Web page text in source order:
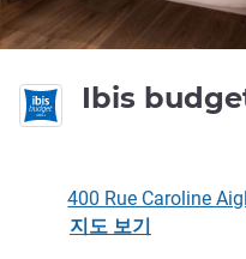
Ibis
400 Rue Caroline
지도 보기